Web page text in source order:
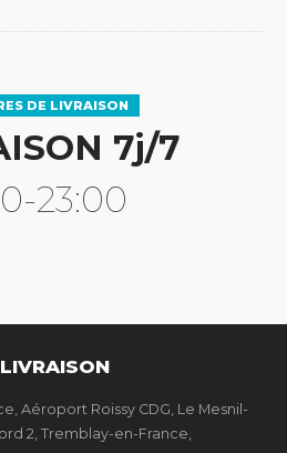
DE LIVRAISON
7j/7
23:00
Aéroport Roissy CDG, Le Mesnil-
2, Tremblay-en-France,